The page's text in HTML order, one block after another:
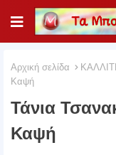
Αρχική σελίδα
Καψή
Τάνια
Καψή